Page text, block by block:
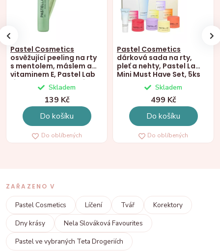
Pastel Cosmetics
osvěžující peeling na rty
s mentolem, máslem a
vitaminem E, Pastel Lab
Lip Renewal Scrub Mint,
Skladem
139 Kč
Do košíku
Do oblíbených
Pastel Cosmetics
dárková sada na rty,
pleť a nehty, Pastel Lab
Mini Must Have Set, 5ks
Skladem
499 Kč
Do košíku
Do oblíbených
ZAŘAZENO V
Pastel Cosmetics Líčení Tvář
Korektory
Dny krásy
Nela Slováková Favourites
Pastel ve vybraných Teta Drogeriích